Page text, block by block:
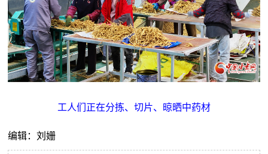
工人们正在分拣、切片、晾晒中药材
编辑：刘姗